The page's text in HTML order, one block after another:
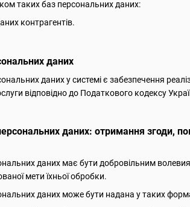
таких баз персональних даних:
контрагентів.
даних
даних у системі є забезпечення
відповідно до Податкового кодексу
даних: отримання згоди,
даних має бути добровільним
мети їхньої обробки.
даних може бути надана у таких